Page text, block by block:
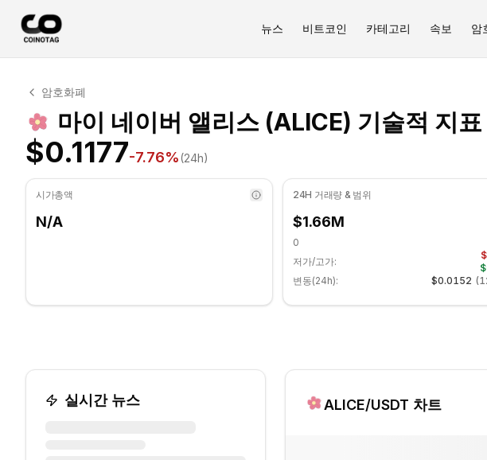
뉴스 비트코인 카테고리 속보 암
마이 네이버 앨리스 기술적 분석
마이 네이버 앨리스 현재 $0.1177에 거래되고 있습니다. RSI 지표는 49.36 수
암호화폐
마이 네이버 앨리스 (ALICE) 기술적 지표
$0.1177-7.76%(24h)
시가총액
N/A
24H 거래량 & 범위
$1.66M
0
저가/고가:
변동(24h):
$0.0152 (
실시간 뉴스 ALICE/USDT 차트